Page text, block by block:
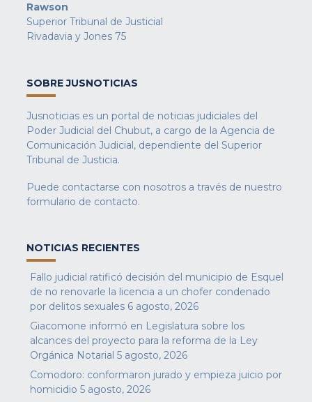
Rawson
Superior Tribunal de Justicial
Rivadavia y Jones 75
SOBRE JUSNOTICIAS
Jusnoticias es un portal de noticias judiciales del
Poder Judicial del Chubut, a cargo de la Agencia de
Comunicación Judicial, dependiente del Superior
Tribunal de Justicia.
Puede contactarse con nosotros a través de nuestro
formulario de contacto.
NOTICIAS RECIENTES
Fallo judicial ratificó decisión del municipio de Esquel
de no renovarle la licencia a un chofer condenado
por delitos sexuales 6 agosto, 2026
Giacomone informó en Legislatura sobre los
alcances del proyecto para la reforma de la Ley
Orgánica Notarial 5 agosto, 2026
Comodoro: conformaron jurado y empieza juicio por
homicidio 5 agosto, 2026